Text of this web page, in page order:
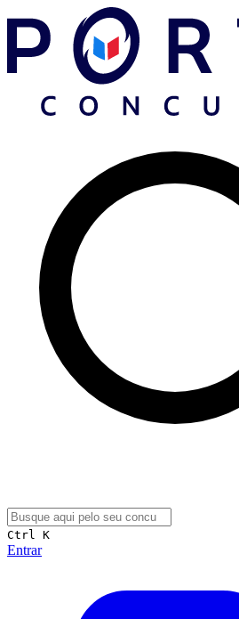
Ctrl K
Entrar